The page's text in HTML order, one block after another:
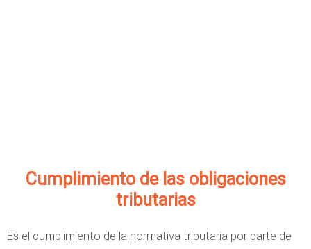
Cumplimiento de las obligaciones
tributarias
Es el cumplimiento de la normativa tributaria por parte de